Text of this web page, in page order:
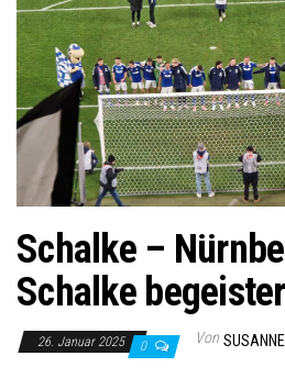
Schalke –
Schalke
26. Januar 2025 0 Von